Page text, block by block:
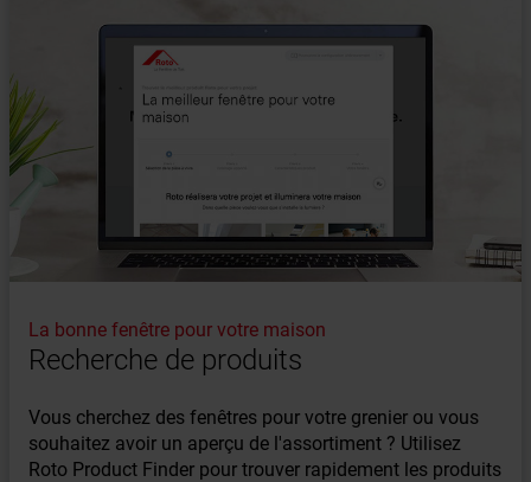
La bonne fenêtre pour votre maison
Recherche de produits
Vous cherchez des fenêtres pour votre grenier ou vous
souhaitez avoir un aperçu de l'assortiment ? Utilisez
Roto Product Finder pour trouver rapidement les produits